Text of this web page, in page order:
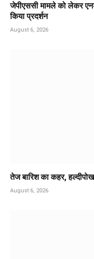
जेपीएससी मामले को लेकर
किया प्रदर्शन
August 6, 2026
तेज बारिश का कहर,
August 6, 2026